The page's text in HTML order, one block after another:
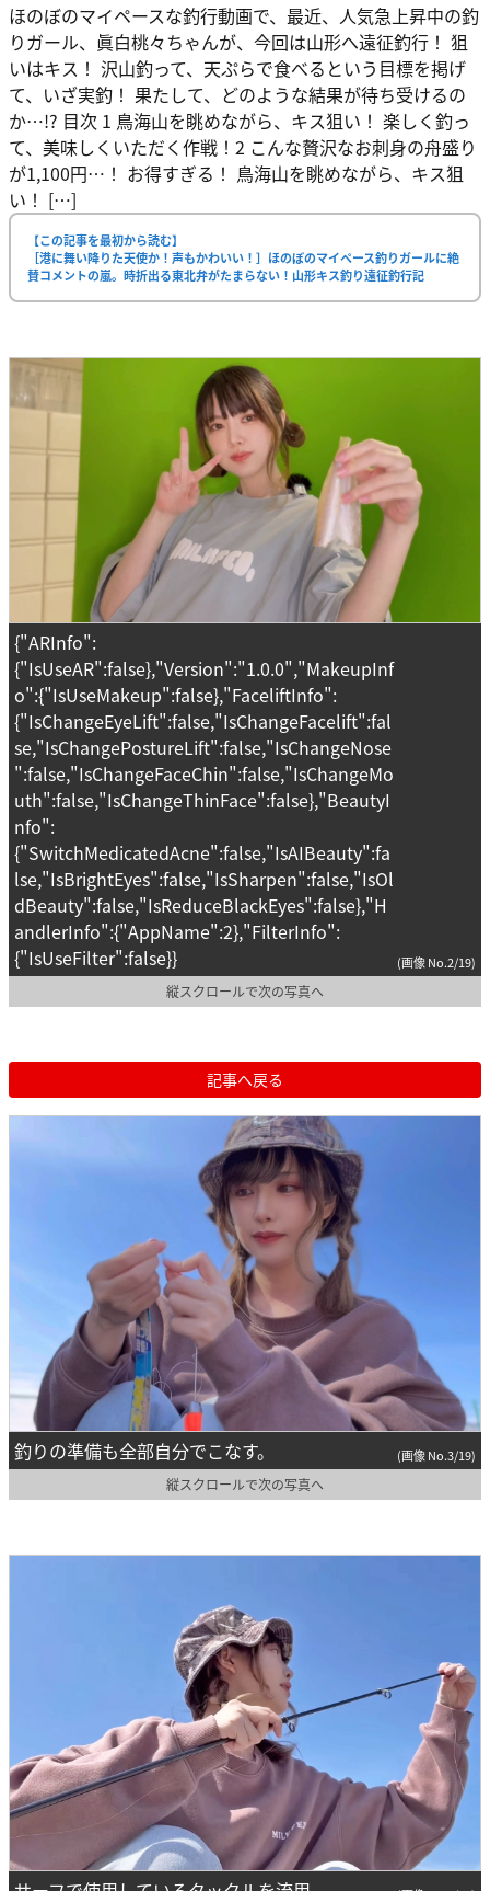
ほのぼのマイペースな釣行動画で、最近、人気急上昇中の釣
りガール、眞白桃々ちゃんが、今回は山形へ遠征釣行！ 狙
いはキス！ 沢山釣って、天ぷらで食べるという目標を掲げ
て、いざ実釣！ 果たして、どのような結果が待ち受けるの
か…!? 目次 1 鳥海山を眺めながら、キス狙い！ 楽しく釣っ
て、美味しくいただく作戦！2 こんな贅沢なお刺身の舟盛り
が1,100円…！ お得すぎる！ 鳥海山を眺めながら、キス狙
い！ […]
【この記事を最初から読む】
［港に舞い降りた天使か！声もかわいい！］ほのぼのマイペース釣りガールに絶
賛コメントの嵐。時折出る東北弁がたまらない！山形キス釣り遠征釣行記
{"ARInfo":
{"IsUseAR":false},"Version":"1.0.0","MakeupInf
o":{"IsUseMakeup":false},"FaceliftInfo":
{"IsChangeEyeLift":false,"IsChangeFacelift":fal
se,"IsChangePostureLift":false,"IsChangeNose
":false,"IsChangeFaceChin":false,"IsChangeMo
uth":false,"IsChangeThinFace":false},"BeautyI
nfo":
{"SwitchMedicatedAcne":false,"IsAIBeauty":fa
lse,"IsBrightEyes":false,"IsSharpen":false,"IsOl
dBeauty":false,"IsReduceBlackEyes":false},"H
andlerInfo":{"AppName":2},"FilterInfo":
{"IsUseFilter":false}}
(画像 No.2/19)
縦スクロールで次の写真へ
記事へ戻る
釣りの準備も全部自分でこなす。 (画像 No.3/19)
縦スクロールで次の写真へ